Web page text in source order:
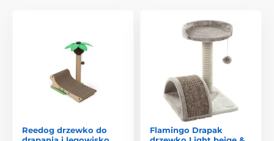
Reedog drzewko do
Flamingo Drapak